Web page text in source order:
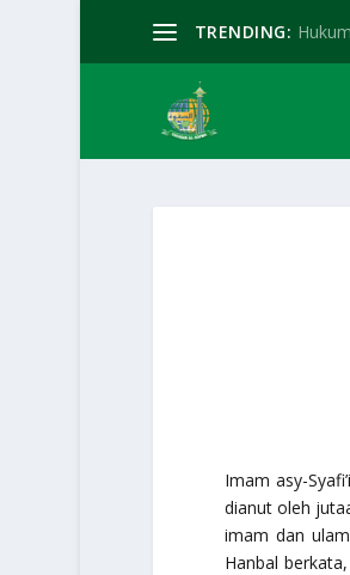
TRENDING:
Imam asy-
dianut oleh
imam dan
Hanbal